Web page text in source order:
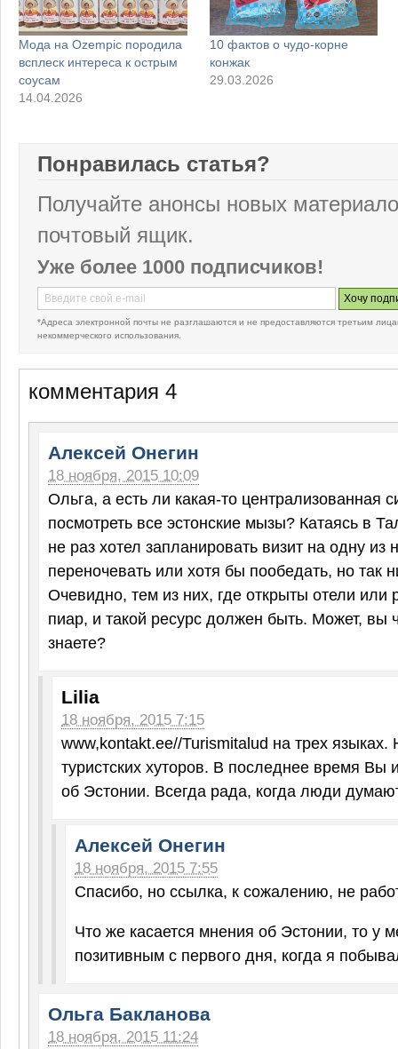
Мода на Ozempic породила
всплеск интереса к острым
соусам
14.04.2026
10 фактов о чудо-корне
конжак
29.03.2026
Понравилась статья?
Получайте анонсы новых
почтовый ящик.
Уже более 1000 подписчиков!
*Адреса электронной почты не разглашаются и не предоставляются третьим
некоммерческого использования.
комментария 4
Алексей Онегин
18 ноября, 2015 10:09
Ольга, а есть ли какая-то централизованная
посмотреть все эстонские мызы? Катаясь в
не раз хотел запланировать визит на одну из
переночевать или хотя бы пообедать, но так
Очевидно, тем из них, где открыты отели или
пиар, и такой ресурс должен быть. Может, вы
знаете?
Lilia
18 ноября, 2015 7:15
www,kontakt.ee//Turismitalud на трех языках.
туристских хуторов. В последнее время Вы
об Эстонии. Всегда рада, когда люди
Алексей Онегин
18 ноября, 2015 7:55
Спасибо, но ссылка, к сожалению, не
Что же касается мнения об Эстонии, то у
позитивным с первого дня, когда я
Ольга Бакланова
18 ноября, 2015 11:24